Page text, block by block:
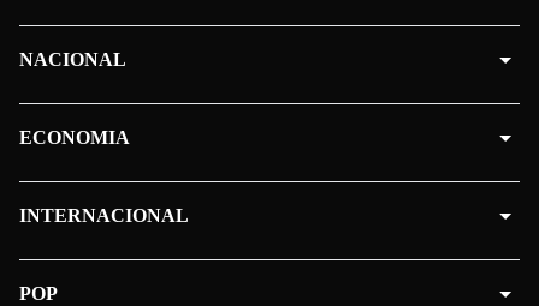
NACIONAL
ECONOMIA
INTERNACIONAL
POP